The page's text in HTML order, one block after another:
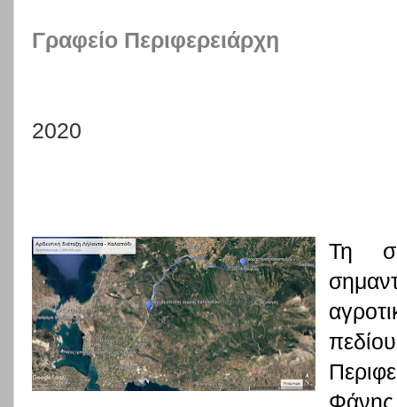
Γραφείο Περιφερειάρχη
2020
Τη